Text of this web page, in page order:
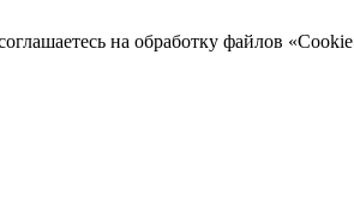
на обработку файлов